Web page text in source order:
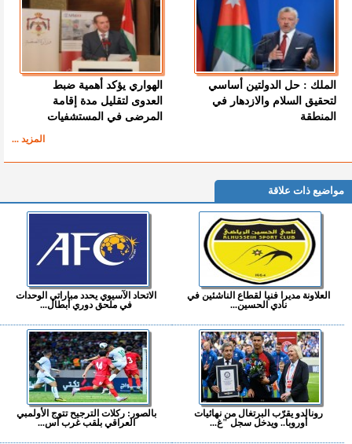
الملك : حل الدولتين أساسي
لتحقيق السلام والازدهار في
المنطقة
الهواري يؤكد أهمية ضبط
العدوى لتقليل مدة إقامة
المرضى في المستشفيات
المزيد ...
مواضيع ذات علاقة
العلاونة مديرا فنيا لقطاع الناشئين في
نادي الحسين...
الاتحاد الآسيوي يحدد مباراتي الوحدات
في ملحق دوري أبطال...
رونالدو يقرّب البرتغال من نهائيات
أوروبا.. ويدخل سجل "غ...
بالصور: ركلات الترجيح تتوج الأولمبي
العراقي بلقب غرب آس...